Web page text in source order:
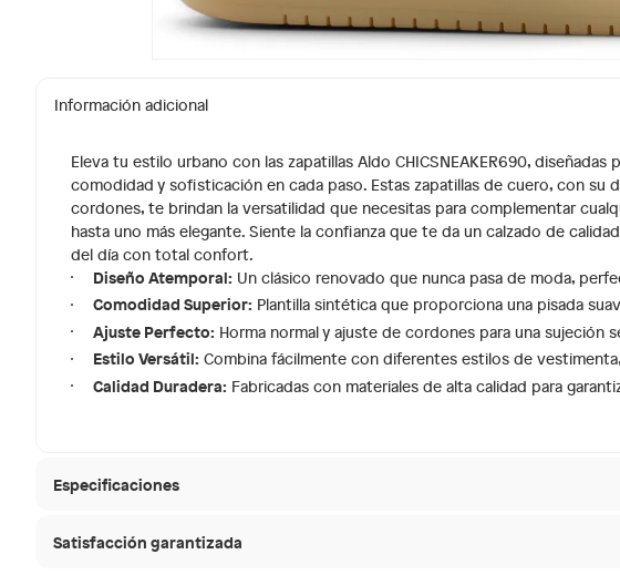
Información adicional
Eleva tu estilo urbano con las zapatillas Aldo CHICSNEAKER690, diseñadas
comodidad y sofisticación en cada paso. Estas zapatillas de cuero, con su
cordones, te brindan la versatilidad que necesitas para complementar
hasta uno más elegante. Siente la confianza que te da un calzado de
del día con total confort.
Diseño Atemporal: Un clásico renovado que nunca pasa de moda,
Comodidad Superior: Plantilla sintética que proporciona una pisada
Ajuste Perfecto: Horma normal y ajuste de cordones para una sujeción
Estilo Versátil: Combina fácilmente con diferentes estilos de
Calidad Duradera: Fabricadas con materiales de alta calidad para
Especificaciones
Hecho en
Satisfacción garantizada